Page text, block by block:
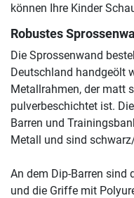
können Ihre Kinder
Robustes
Die Sprossenwand
Deutschland handgeölt
Metallrahmen, der matt
pulverbeschichtet ist.
Barren und
Metall und sind
An dem Dip-Barren sind
und die Griffe mit